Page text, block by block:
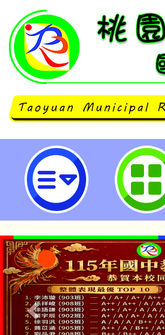
臺北市私立開平餐
廚盃創意烹飪比賽